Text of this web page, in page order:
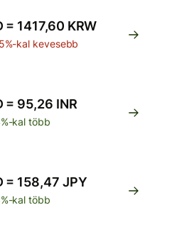
= 1417,60 KRW
kal kevesebb
= 95,26 INR
kal több
= 158,47 JPY
kal több